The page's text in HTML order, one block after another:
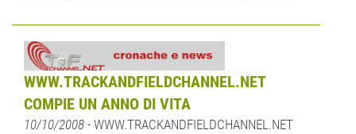
WWW.TRACKANDFIELDCHANNEL.NET
COMPIE UN ANNO DI VITA
10/10/2008 - WWW.TRACKANDFIELDCHANNEL.NET